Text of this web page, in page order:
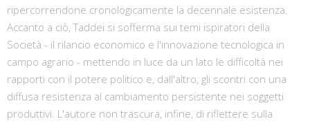
ripercorrendone cronologicamente la decennale esistenza.
Accanto a ciò, Taddei si sofferma sui temi ispiratori della
Società - il rilancio economico e l'innovazione tecnologica in
campo agrario - mettendo in luce da un lato le difficoltà nei
rapporti con il potere politico e, dall'altro, gli scontri con una
diffusa resistenza al cambiamento persistente nei soggetti
produttivi. L'autore non trascura, infine, di riflettere sulla